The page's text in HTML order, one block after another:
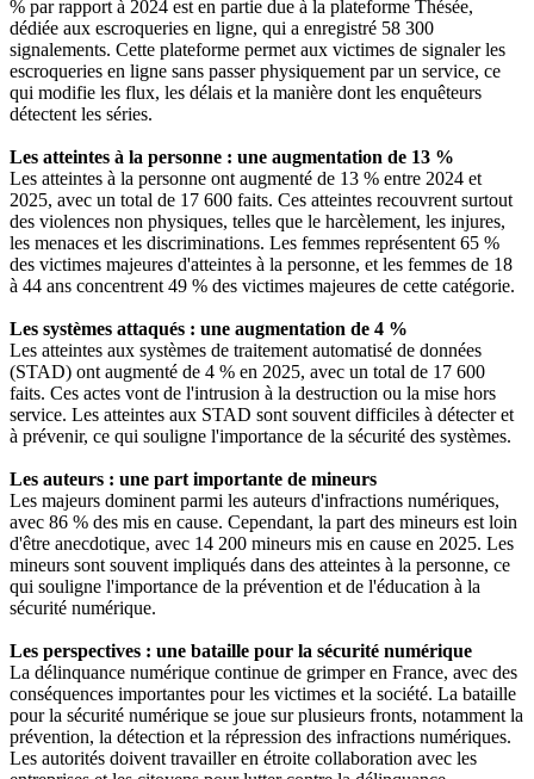
% par rapport à 2024 est en partie due à la plateforme Thésée,
dédiée aux escroqueries en ligne, qui a enregistré 58 300
signalements. Cette plateforme permet aux victimes de signaler les
escroqueries en ligne sans passer physiquement par un service, ce
qui modifie les flux, les délais et la manière dont les enquêteurs
détectent les séries.
Les atteintes à la personne : une augmentation de 13 %
Les atteintes à la personne ont augmenté de 13 % entre 2024 et
2025, avec un total de 17 600 faits. Ces atteintes recouvrent surtout
des violences non physiques, telles que le harcèlement, les injures,
les menaces et les discriminations. Les femmes représentent 65 %
des victimes majeures d'atteintes à la personne, et les femmes de 18
à 44 ans concentrent 49 % des victimes majeures de cette catégorie.
Les systèmes attaqués : une augmentation de 4 %
Les atteintes aux systèmes de traitement automatisé de données
(STAD) ont augmenté de 4 % en 2025, avec un total de 17 600
faits. Ces actes vont de l'intrusion à la destruction ou la mise hors
service. Les atteintes aux STAD sont souvent difficiles à détecter et
à prévenir, ce qui souligne l'importance de la sécurité des systèmes.
Les auteurs : une part importante de mineurs
Les majeurs dominent parmi les auteurs d'infractions numériques,
avec 86 % des mis en cause. Cependant, la part des mineurs est loin
d'être anecdotique, avec 14 200 mineurs mis en cause en 2025. Les
mineurs sont souvent impliqués dans des atteintes à la personne, ce
qui souligne l'importance de la prévention et de l'éducation à la
sécurité numérique.
Les perspectives : une bataille pour la sécurité numérique
La délinquance numérique continue de grimper en France, avec des
conséquences importantes pour les victimes et la société. La bataille
pour la sécurité numérique se joue sur plusieurs fronts, notamment la
prévention, la détection et la répression des infractions numériques.
Les autorités doivent travailler en étroite collaboration avec les